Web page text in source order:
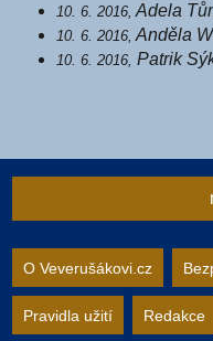
10. 6. 2016, Adela
10. 6. 2016, Anděla
10. 6. 2016, Patrik
Animované
O Veverušákovi.cz
Pravidla užití Redakce